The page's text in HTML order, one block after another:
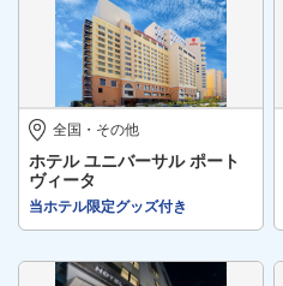
全国・その他
ホテル ユニバーサル ポート
ヴィータ
当ホテル限定グッズ付き